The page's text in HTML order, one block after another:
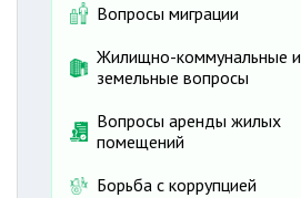
Вопросы миграции
Жилищно-коммунальные и
земельные вопросы
Вопросы аренды жилых
помещений
Борьба с коррупцией